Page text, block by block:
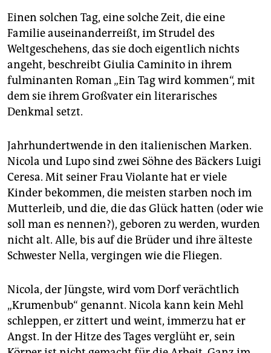
Einen solchen Tag, eine solche Zeit, die eine
Familie auseinanderreißt, im Strudel des
Weltgeschehens, das sie doch eigentlich nichts
angeht, beschreibt Giulia Caminito in ihrem
fulminanten Roman „Ein Tag wird kommen“, mit
dem sie ihrem Großvater ein literarisches
Denkmal setzt.
Jahrhundertwende in den italienischen Marken.
Nicola und Lupo sind zwei Söhne des Bäckers Luigi
Ceresa. Mit seiner Frau Violante hat er viele
Kinder bekommen, die meisten starben noch im
Mutterleib, und die, die das Glück hatten (oder wie
soll man es nennen?), geboren zu werden, wurden
nicht alt. Alle, bis auf die Brüder und ihre älteste
Schwester Nella, vergingen wie die Fliegen.
Nicola, der Jüngste, wird vom Dorf verächtlich
„Krumenbub“ genannt. Nicola kann kein Mehl
schleppen, er zittert und weint, immerzu hat er
Angst. In der Hitze des Tages verglüht er, sein